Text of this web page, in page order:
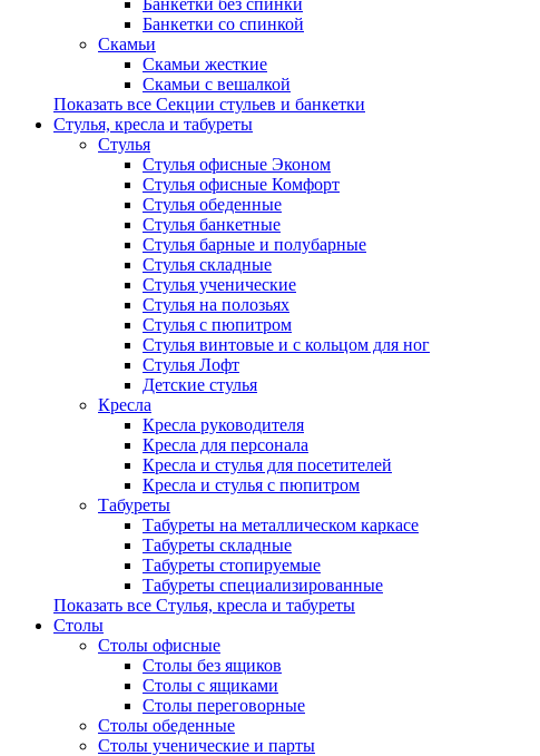
Банкетки без спинки
Банкетки со спинкой
Скамьи
Скамьи жесткие
Скамьи с вешалкой
Показать все Секции стульев и банкетки
Стулья, кресла и табуреты
Стулья
Стулья офисные Эконом
Стулья офисные Комфорт
Стулья обеденные
Стулья банкетные
Стулья барные и полубарные
Стулья складные
Стулья ученические
Стулья на полозьях
Стулья с пюпитром
Стулья винтовые и с кольцом для ног
Стулья Лофт
Детские стулья
Кресла
Кресла руководителя
Кресла для персонала
Кресла и стулья для посетителей
Кресла и стулья с пюпитром
Табуреты
Табуреты на металлическом каркасе
Табуреты складные
Табуреты стопируемые
Табуреты специализированные
Показать все Стулья, кресла и табуреты
Столы
Столы офисные
Столы без ящиков
Столы с ящиками
Столы переговорные
Столы обеденные
Столы ученические и парты